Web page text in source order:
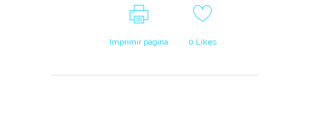
Imprimir página 0 Likes